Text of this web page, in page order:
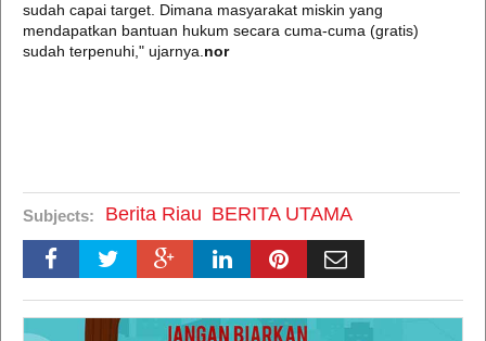
sudah capai target. Dimana masyarakat miskin yang
mendapatkan bantuan hukum secara cuma-cuma (gratis)
sudah terpenuhi," ujarnya. nor
Subjects: Berita Riau BERITA UTAMA